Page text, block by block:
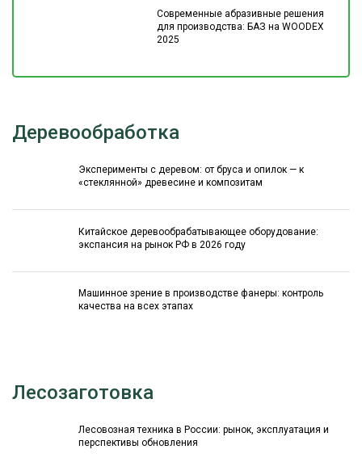
Современные абразивные решения
для производства: БАЗ на WOODEX
2025
Деревообработка
Эксперименты с деревом: от бруса и опилок — к
«стеклянной» древесине и композитам
Китайское деревообрабатывающее оборудование:
экспансия на рынок РФ в 2026 году
Машинное зрение в производстве фанеры: контроль
качества на всех этапах
Лесозаготовка
Лесовозная техника в России: рынок, эксплуатация и
перспективы обновления